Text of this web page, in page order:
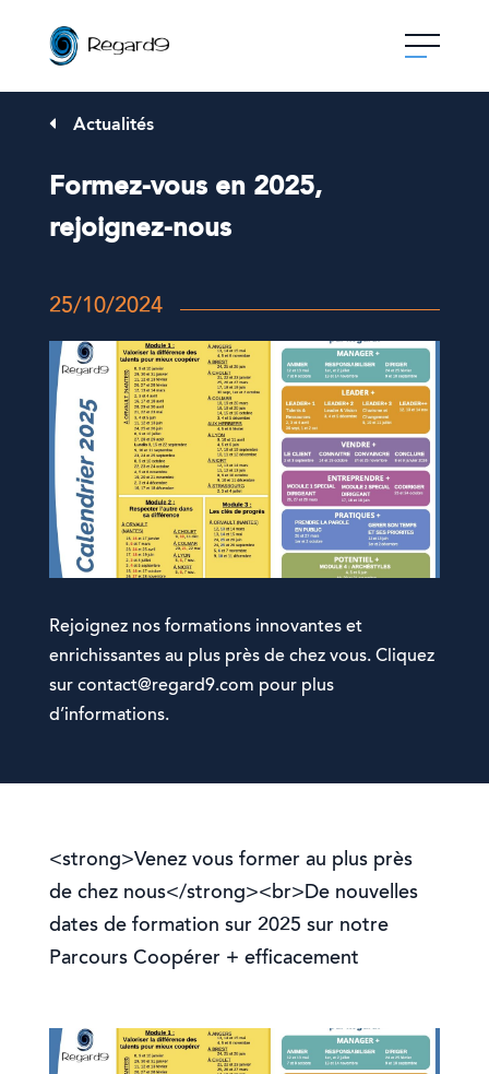
Actualités
Formez-vous en 2025,
rejoignez-nous
25/10/2024
Rejoignez nos formations innovantes et
enrichissantes au plus près de chez vous. Cliquez
sur contact@regard9.com pour plus
d’informations.
<strong>Venez vous former au plus près
de chez nous</strong><br>De nouvelles
dates de formation sur 2025 sur notre
Parcours Coopérer + efficacement